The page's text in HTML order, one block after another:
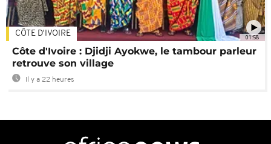
01:58
CÔTE D'IVOIRE
Côte d'Ivoire : Djidji Ayokwe, le tambour parleur
retrouve son village
Il y a 22 heures